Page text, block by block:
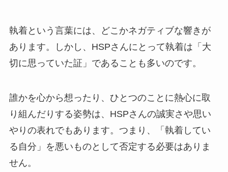
執着という言葉には、どこかネガティブな響きが
あります。しかし、HSPさんにとって執着は「大
切に思っていた証」であることも多いのです。
誰かを心から想ったり、ひとつのことに熱心に取
り組んだりする姿勢は、HSPさんの誠実さや思い
やりの表れでもあります。つまり、「執着してい
る自分」を悪いものとして否定する必要はありま
せん。